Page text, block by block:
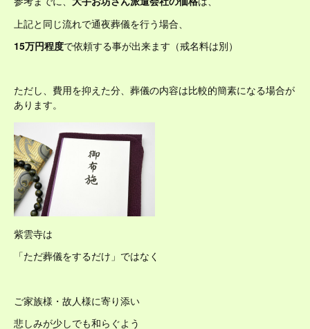
上記と同じ流れで通夜葬儀を行う場合、
15万円程度で依頼する事が出来ます（戒名料は別）
ただし、費用を抑えた分、葬儀の内容は比較的簡素になる場合が
あります。
紫雲寺は
「ただ葬儀をするだけ」ではなく
ご家族様・故人様に寄り添い
悲しみが少しでも和らぐよう